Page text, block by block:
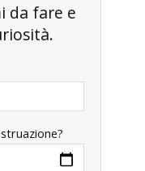
da fare e